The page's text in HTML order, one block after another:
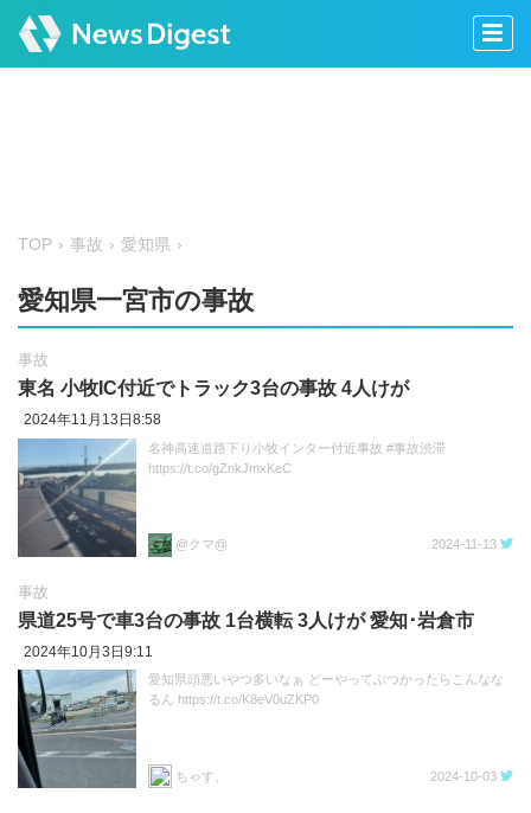
TOP 事故 愛知県
愛知県一宮市の事故
事故
東名 小牧IC付近でトラック3台の事故 4人けが
2024年11月13日8:58
名神高速道路下り小牧インター付近事故 #事故渋滞
https://t.co/gZnkJmxKeC
@クマ@ 2024-11-13
事故
県道25号で車3台の事故 1台横転 3人けが 愛知･岩倉市
2024年10月3日9:11
愛知県頭悪いやつ多いなぁ どーやってぶつかったらこんなな
るん https://t.co/K8eV0uZKP0
ちゃす、 2024-10-03